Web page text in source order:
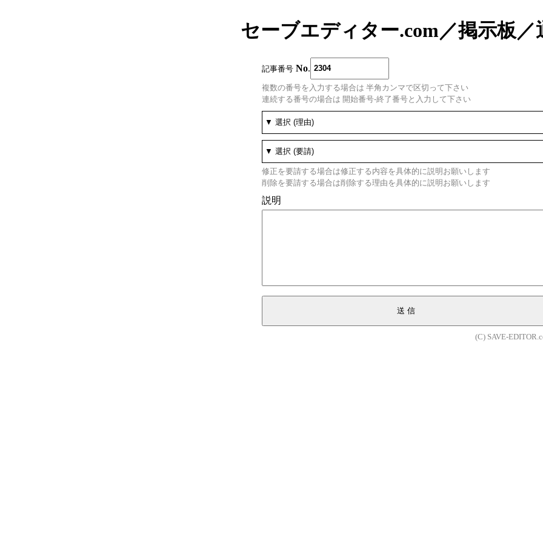
セーブエディター.com／掲示板／
記事番号 No
複数の番号を入力する場合は 半角カンマで区切って下さい
連続する番号の場合は 開始番号-終了番号と入力して下さい
修正を要請する場合は修正する内容を具体的に説明お願いします
削除を要請する場合は削除する理由を具体的に説明お願いします
説明
送信
(C) SAVE-